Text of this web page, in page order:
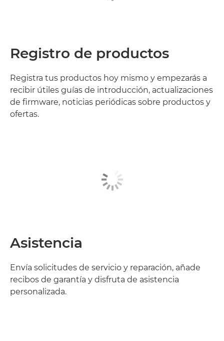
Registro de productos
Registra tus productos hoy mismo y empezarás a
recibir útiles guías de introducción, actualizaciones
de firmware, noticias periódicas sobre productos y
ofertas.
Asistencia
Envía solicitudes de servicio y reparación, añade
recibos de garantía y disfruta de asistencia
personalizada.